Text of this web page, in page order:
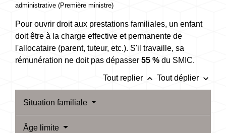
administrative (Première ministre)
Pour ouvrir droit aux prestations familiales, un enfant
doit être à la charge effective et permanente de
l'allocataire (parent, tuteur, etc.). S'il travaille, sa
rémunération ne doit pas dépasser 55 % du SMIC.
Tout replier keyboard_arrow_up Tout déplier keyboard_arrow_down
Situation familiale
Âge limite